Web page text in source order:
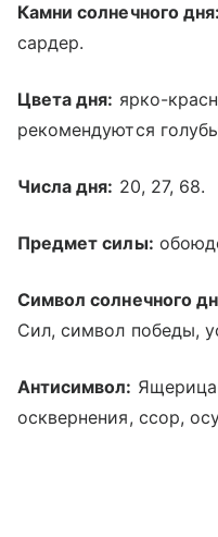
Камни солнечного дня:
сардер.
Цвета дня: ярко-
рекомендуются
Числа дня: 20, 27, 68.
Предмет силы:
Символ солнечного
Сил, символ победы,
Антисимвол:
осквернения, ссор,